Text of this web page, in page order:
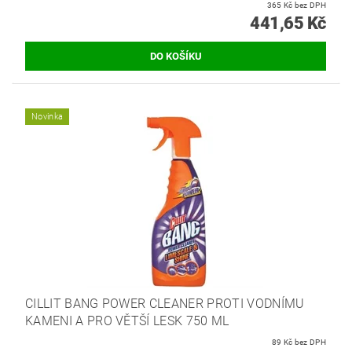
365 Kč bez DPH
441,65 Kč
Novinka
CILLIT BANG POWER CLEANER PROTI VODNÍMU
KAMENI A PRO VĚTŠÍ LESK 750 ML
89 Kč bez DPH